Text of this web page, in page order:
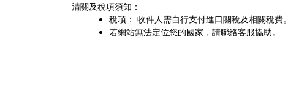
清關及稅項須知：
稅項： 收件人需自行支付進口關稅及相關稅費
若網站無法定位您的國家，請聯絡客服協助。